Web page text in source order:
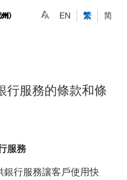
EN 繁 简
行服務的條款和條
服務
銀行服務讓客戶使用快